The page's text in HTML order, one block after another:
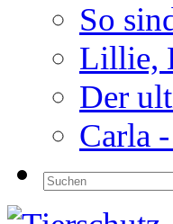
So
Lillie,
Der
Carla